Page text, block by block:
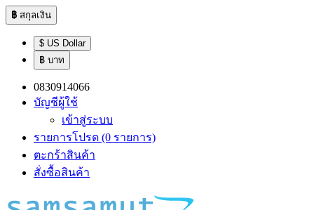
฿ สกุลเงิน
$ US Dollar
฿ บาท
0830914066
บัญชีผู้ใช้
เข้าสู่ระบบ
รายการโปรด (0 รายการ)
ตะกร้าสินค้า
สั่งซื้อสินค้า